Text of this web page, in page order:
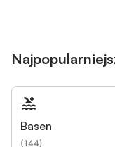
Basen
(144)